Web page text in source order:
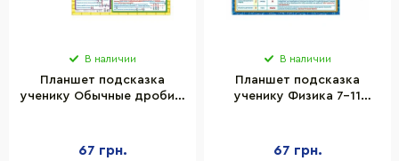
В наличии
Планшет подсказка
ученику Обычные дроби 5
67 грн.
В наличии
Планшет подсказка
ученику Физика 7-11
67 грн.